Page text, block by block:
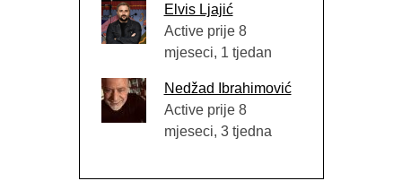
Elvis Ljajić
Active prije 8
mjeseci, 1 tjedan
Nedžad Ibrahimović
Active prije 8
mjeseci, 3 tjedna